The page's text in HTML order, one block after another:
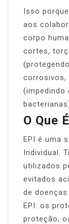
Isso
aos
corpo
cortes,
corrosivos,
(impedindo
O Que
EPI é uma
Individual.
utilizados
evitados
de
EPI: os
proteção,